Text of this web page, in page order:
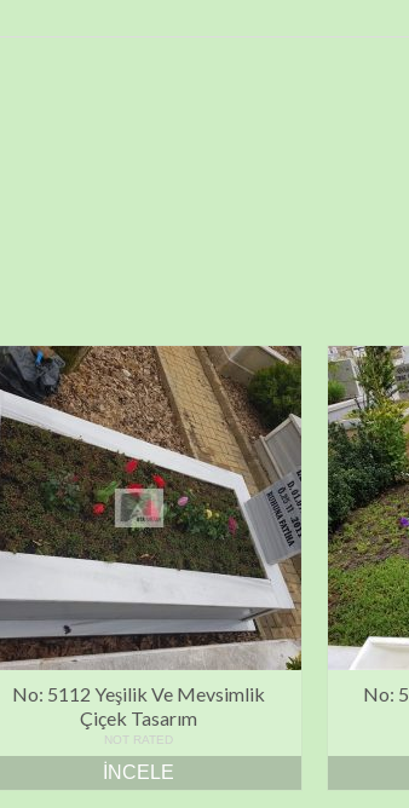
No: 5112 Yeşilik Ve Mevsimlik
Çiçek Tasarım
NOT RATED
İNCELE
No: